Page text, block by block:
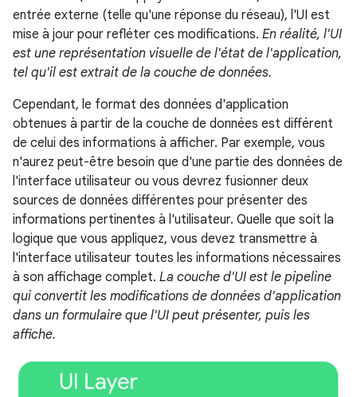
entrée externe (telle qu'une réponse du réseau), l'UI est
mise à jour pour refléter ces modifications. En réalité, l'UI
est une représentation visuelle de l'état de l'application,
tel qu'il est extrait de la couche de données.
Cependant, le format des données d'application
obtenues à partir de la couche de données est différent
de celui des informations à afficher. Par exemple, vous
n'aurez peut-être besoin que d'une partie des données de
l'interface utilisateur ou vous devrez fusionner deux
sources de données différentes pour présenter des
informations pertinentes à l'utilisateur. Quelle que soit la
logique que vous appliquez, vous devez transmettre à
l'interface utilisateur toutes les informations nécessaires
à son affichage complet. La couche d'UI est le pipeline
qui convertit les modifications de données d'application
dans un formulaire que l'UI peut présenter, puis les
affiche.